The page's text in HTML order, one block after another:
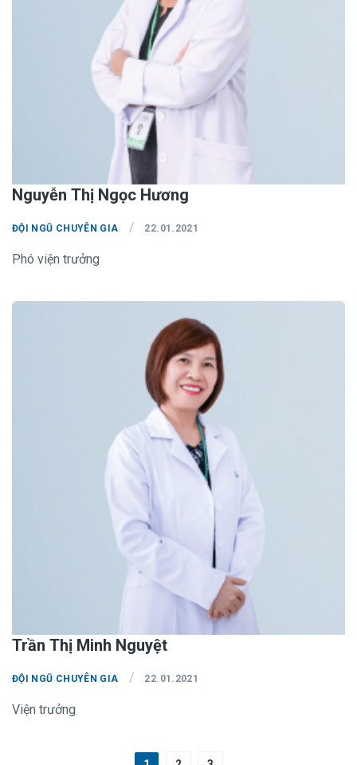
Nguyễn Thị Ngọc Hương
ĐỘI NGŨ CHUYÊN GIA / 22.01.2021
Phó viện trưởng
Trần Thị Minh Nguyệt
ĐỘI NGŨ CHUYÊN GIA / 22.01.2021
Viện trưởng